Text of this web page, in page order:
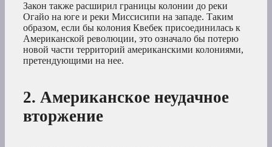
Закон также расширил границы колонии до реки
Огайо на юге и реки Миссисипи на западе. Таким
образом, если бы колония Квебек присоединилась к
Американской революции, это означало бы потерю
новой части территорий американскими колониями,
претендующими на нее.
2. Американское неудачное
вторжение